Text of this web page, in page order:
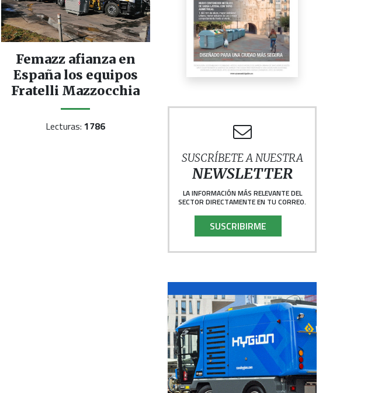
Femazz afianza en
España los equipos
Fratelli Mazzocchia
Lecturas:1786
SUSCRÍBETE A NUESTRA
NEWSLETTER
LA INFORMACIÓN MÁS RELEVANTE DEL
SECTOR DIRECTAMENTE EN TU CORREO.
SUSCRIBIRME